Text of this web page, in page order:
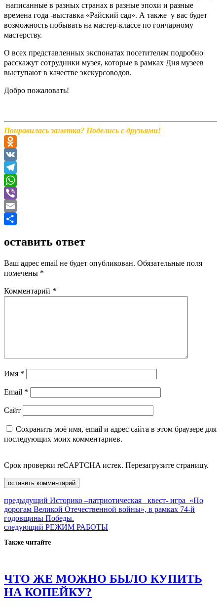
написанные в разных странах в разные эпохи и разные
времена года -выставка «Райский сад». А также у вас будет
возможность побывать на мастер-классе по гончарному
мастерству.
О всех представленных экспонатах посетителям подробно
расскажут сотрудники музея, которые в рамках Дня музеев
выступают в качестве экскурсоводов.
Добро пожаловать!
Понравилась заметка? Поделись с друзьями!
Odnoklassniki
VK
Telegram
WhatsApp
Viber
Email
оставить ответ
Ваш адрес email не будет опубликован. Обязательные поля
помечены *
Комментарий *
Имя *
Email *
Сайт
Сохранить моё имя, email и адрес сайта в этом браузере для
последующих моих комментариев.
Срок проверки reCAPTCHA истек. Перезагрузите страницу.
Навигация
по
записям
предыдущий Предыдущая
запись:
Историко –патриотическая квест- игра «По
дорогам Великой Отечественной войны», в рамках 74-й
годовщины Победы.
следующий Следующая
РЕЖИМ РАБОТЫ
Также читайте
ЧТО ЖЕ МОЖНО БЫЛО КУПИТЬ
НА КОПЕЙКУ?